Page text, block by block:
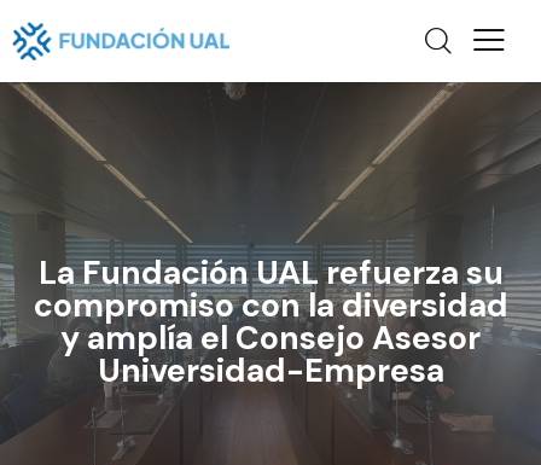
La Fundación UAL refuerza su
compromiso con la diversidad
y amplía el Consejo Asesor
Universidad-Empresa